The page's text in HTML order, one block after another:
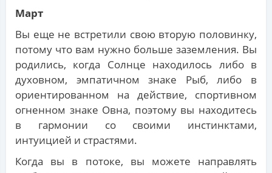
Март
Вы еще не встретили свою вторую половинку,
потому что вам нужно больше заземления. Вы
родились, когда Солнце находилось либо в
духовном, эмпатичном знаке Рыб, либо в
ориентированном на действие, спортивном
огненном знаке Овна, поэтому вы находитесь
в гармонии со своими инстинктами,
интуицией и страстями.
Когда вы в потоке, вы можете направлять